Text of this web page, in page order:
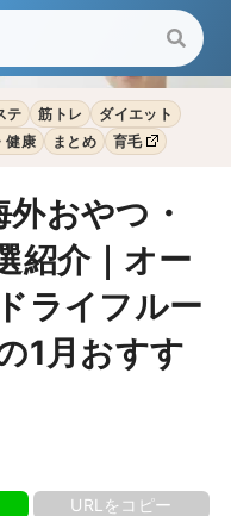
テ 筋トレ
ダイエット
健康 まとめ 育毛
おやつ・
紹介｜オー
ライフルー
1月おすす
URLをコピー